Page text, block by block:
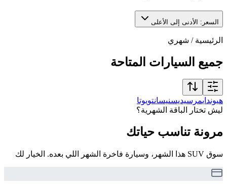
السعر: الأدنى إلى الأعلى
الرئيسية / شهري
جميع السيارات المتاحة
هيوندايمرسيديسنيسانتويوتا
ليش تختار الباقة الشهرية؟
مرونة تناسب حياتك
سوق SUV هذا الشهر، وسيارة فاخرة الشهر اللي بعده. الخيار لك